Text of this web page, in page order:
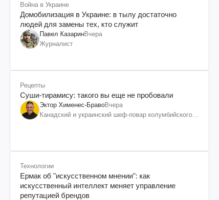
Война в Украине
Домобилизация в Украине: в тылу достаточно
людей для замены тех, кто служит
Павел КазаринВчера
Журналист
Рецепты
Суши-тирамису: такого вы еще не пробовали
Эктор Хименес-БравоВчера
Канадский и украинский шеф-повар колумбийского
Технологии
Ермак об "искусственном мнении": как
искусственный интеллект меняет управление
репутацией брендов